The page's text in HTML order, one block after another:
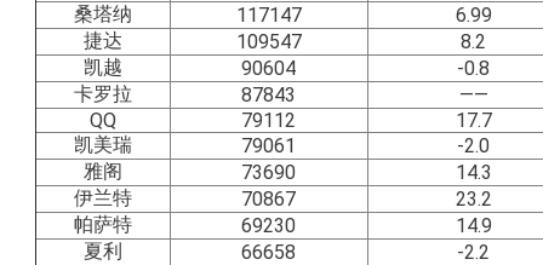
桑塔纳
117147
6.99
捷达
109547
8.2
凯越
90604
-0.8
卡罗拉
87843
——
QQ
79112
17.7
凯美瑞
79061
-2.0
雅阁
73690
14.3
伊兰特
70867
23.2
帕萨特
69230
14.9
夏利
66658 -2.2